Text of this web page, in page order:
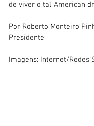
de viver o tal ‘American
Por Roberto Monteiro
Presidente
Imagens: Internet/Redes